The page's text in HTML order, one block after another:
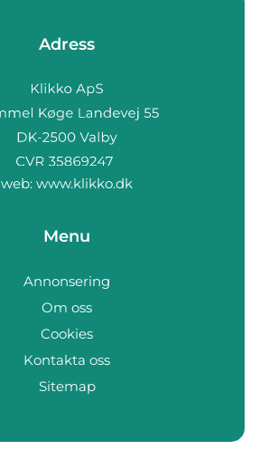
Adress
web: www.klikko.dk
Menu
Annonsering
Om oss
Cookies
Kontakta oss
Sitemap